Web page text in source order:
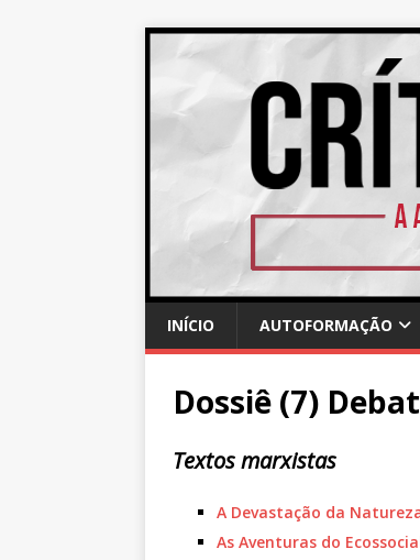
INÍCIO AUTOFORMAÇÃO
Dossiê (7)
Textos marxistas
A Devastação da
As Aventuras do